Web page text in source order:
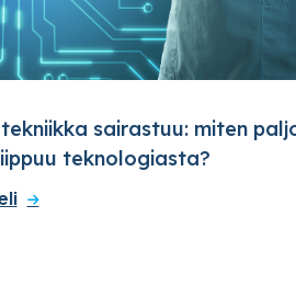
sairastuu: miten
teknologiasta?